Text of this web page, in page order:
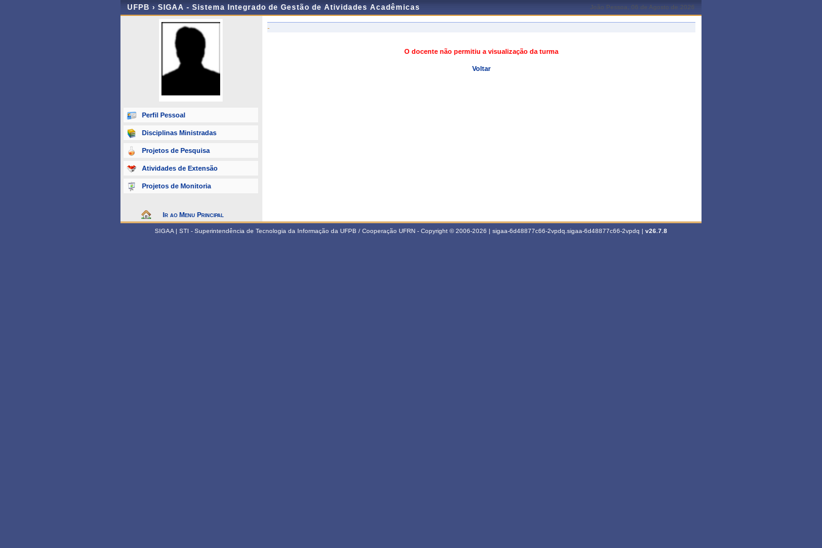
UFPB › SIGAA - Sistema Integrado de Gestão de Atividades Acadêmicas João Pessoa, 06 de Agosto de 2026
Perfil Pessoal
Disciplinas Ministradas
Projetos de Pesquisa
Atividades de Extensão
Projetos de Monitoria
Ir ao Menu Principal
-
O docente não permitiu a visualização da turma
Voltar
SIGAA | STI - Superintendência de Tecnologia da Informação da UFPB / Cooperação UFRN - Copyright © 2006-2026 | sigaa-6d48877c66-2vpdq.sigaa-6d48877c66-2vpdq | v26.7.8